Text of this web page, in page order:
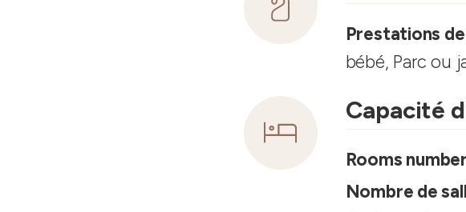
Prestations
bébé, Parc ou
Capacité
Rooms
Nombre de